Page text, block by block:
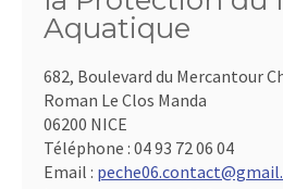
Aquatique
682, Boulevard du Mercantour
Roman Le Clos Manda
06200 NICE
Téléphone : 04 93 72 06 04
Email :